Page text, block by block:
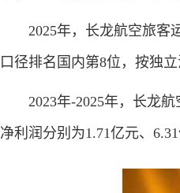
2025年，长龙航空旅客运
口径排名国内第8位，按独
2023年-2025年，长龙航
净利润分别为1.71亿元、